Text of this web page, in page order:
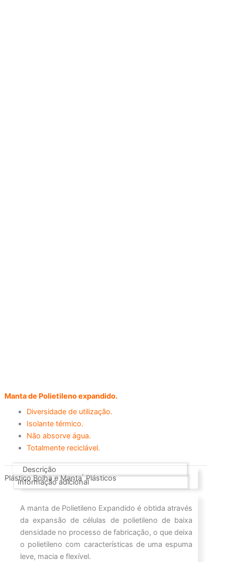
Manta de Polietileno expandido.
Diversidade de utilização.
Isolante térmico.
Não absorve água.
Totalmente reciclável.
Plástico Bolha e Manta
,
Plásticos
Descrição
Informação adicional
A manta de Polietileno Expandido é obtida através
da expansão de células de polietileno de baixa
densidade no processo de fabricação, o que deixa
o polietileno com características de uma espuma
leve, macia e flexível.